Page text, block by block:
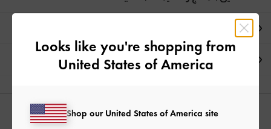
العروض الحصرية
الشحن والإرجاع
قد يعجبك آيضاً
Looks like you're shopping from
United States of America
Shop our United States of America site